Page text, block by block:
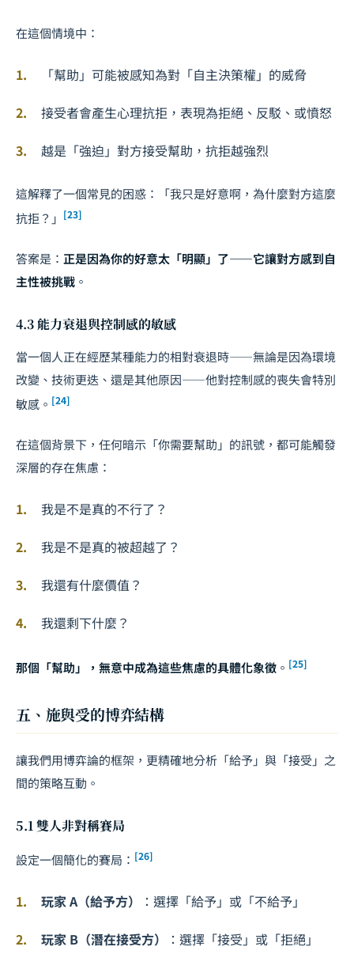
在這個情境中：
「幫助」可能被感知為對「自主決策權」的威脅
接受者會產生心理抗拒，表現為拒絕、反駁、或憤怒
越是「強迫」對方接受幫助，抗拒越強烈
這解釋了一個常見的困惑：「我只是好意啊，為什麼對方這麼
抗拒？」 [23]
答案是： 正是因為你的好意太「明顯」了——它讓對方感到自
主性被挑戰 。
4.3 能力衰退與控制感的敏感
當一個人正在經歷某種能力的相對衰退時——無論是因為環境
改變、技術更迭、還是其他原因——他對控制感的喪失會特別
敏感。 [24]
在這個背景下，任何暗示「你需要幫助」的訊號，都可能觸發
深層的存在焦慮：
我是不是真的不行了？
我是不是真的被超越了？
我還有什麼價值？
我還剩下什麼？
那個「幫助」，無意中成為這些焦慮的具體化象徵 。 [25]
五、施與受的博弈結構
讓我們用博弈論的框架，更精確地分析「給予」與「接受」之
間的策略互動。
5.1 雙人非對稱賽局
設定一個簡化的賽局： [26]
玩家 A（給予方）
：選擇「給予」或「不給予」
玩家 B（潛在接受方）
：選擇「接受」或「拒絕」